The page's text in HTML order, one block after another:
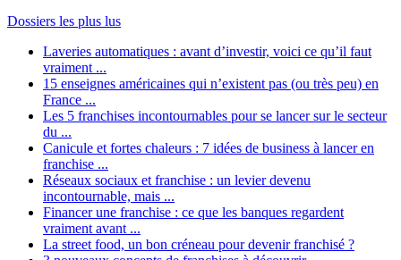
Dossiers les plus lus
Laveries automatiques : avant d’investir, voici ce qu’il faut
vraiment ...
15 enseignes américaines qui n’existent pas (ou très peu) en
France ...
Les 5 franchises incontournables pour se lancer sur le secteur
du ...
Canicule et fortes chaleurs : 7 idées de business à lancer en
franchise ...
Réseaux sociaux et franchise : un levier devenu
incontournable, mais ...
Financer une franchise : ce que les banques regardent
vraiment avant ...
La street food, un bon créneau pour devenir franchisé ?